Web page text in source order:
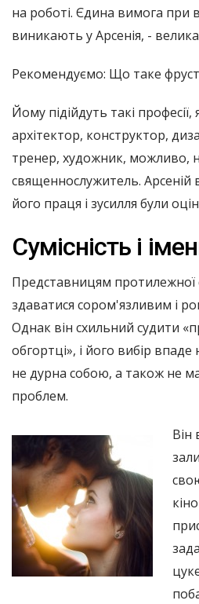
на роботі. Єдина вимога при
виникають у Арсенія, -
Рекомендуємо: Що таке
Йому підійдуть такі
архітектор, конструктор,
тренер, художник, можливо,
священнослужитель. Арсеній
його праця і зусилля були
Сумісність і
Представницям протилежної
здаватися сором'язливим і
Однак він схильний судити
обгортці», і його вибір
не дурна собою, а також не
проблем.
Він